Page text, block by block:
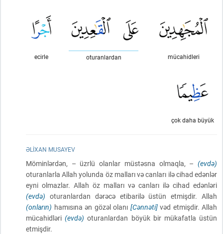
mücahidleri
oturanlardan
ecirle
çok daha büyük
ƏLIXAN MUSAYEV
Möminlərdən, – üzrlü olanlar müstəsna olmaqla, – (evdə)
oturanlarla Allah yolunda öz malları və canları ilə cihad edənlər
eyni olmazlar. Allah öz malları və canları ilə cihad edənləri
(evdə) oturanlardan dərəcə etibarilə üstün etmişdir. Allah
(onların) hamısına ən gözəl olanı [Cənnəti]vəd etmişdir. Allah
mücahidləri(evdə) oturanlardan böyük bir mükafatla üstün
etmişdir.